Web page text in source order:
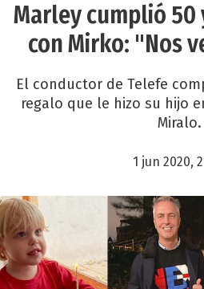
Marley cumplió
con Mirko: "Nos
El conductor de Telefe
regalo que le hizo su hijo
Miralo.
1 jun 2020,